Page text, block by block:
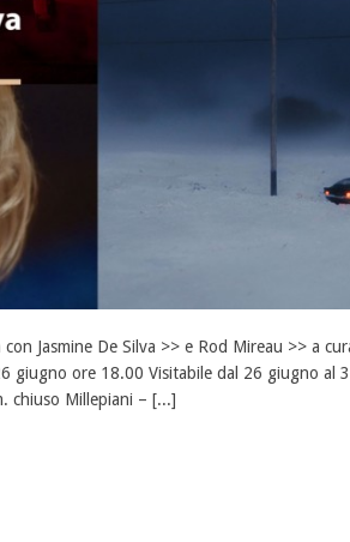
Jasmine De Silva >> e Rod Mireau >> a
giugno ore 18.00 Visitabile dal 26 giugno al
chiuso Millepiani – [...]